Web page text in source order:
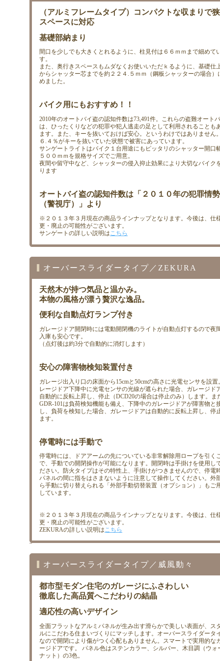
（アルミフレームタイプ）コンパクトな収まりで
スペースに対応
基礎部納まり
間口を少しでも大きくとれるように、柱見付は６６ｍｍまで細めて
す。
また、奥行きスペースもムダなくお使いいただｋるように、基礎仕
からシャッター芯までを約２２４.５ｍｍ（鋼板シャッターの場合）
めました。
バイク用にもおすすめ！！
2010年のオートバイ盗の認知件数は73,491件。これらの盗難オート
は、ひったくりなどの犯罪や犯人逃走の足として利用されることも
ます。また、キーを抜いておけば安心。というわけではありません
６.４％がキーを抜いていた状態で被害にあっています。
サンゲートライトはバイク１台用途にもピッタリのシャッター開口
５００ｍｍを規格サイズでご用意。
夜間や留守中など、シャッターの侵入抑止効果により大切なバイク
ります
オートバイ盗の認知件数は「２０１０年の犯罪情勢
（警視庁）」より
※２０１３年３月現在の商品ラインナップとなります。今後は、仕
更・廃止の可能性がございます。
サンゲートの詳しい説明は こちら
オーバースライダータイプ／ZEKURA
天然木が持つ気品と温かみ。
本物の風格が漂う贅沢な逸品。
便利な自動点灯ランプ付き
ガレージドア開閉時には電動開閉機のライトが自動点灯するので夜
入庫も安心です。
（点灯後は約3分で自動的に消灯します）
安心の障害物検知装置付き
ガレージ出入り口の床面から15cmと50cmの高さに光電センサを設置
レージドア下降中に光電センサの光線が遮られた場合、ガレージド
自動的に反転上昇し、停止（DCD20の場合は停止のみ）します。ま
GDR-101は負荷検知機能も備え、下降中のガレージドアが障害物と
し、負荷を検知した場合、ガレージドアは自動的に反転上昇し、停
ます。
停電時には手動で
停電時には、ドアアームの先についている非常解除用ロープを引く
で、手動での開閉操作が可能になります。開閉時は手掛けを使用し
ださい。防火タイプはその特性上、手掛けがつきませんので、停電
パネルの間に指をはさまないように注意して操作してください。外
ら手動に切り替えられる「外部手動切替装置（オプション）」もご
しています。
※２０１３年３月現在の商品ラインナップとなります。今後は、仕
更・廃止の可能性がございます。
ZEKURAの詳しい説明はこちら
オーバースライダータイプ／威風動々
都市型モダン住宅のガレージにふさわしい
徹底した高品質へこだわりの結晶
適応性の高いデザイン
全面フラットなアルミパネルが生み出す滑らかで美しい表面が、ス
ルにこだわる住まいづくりにマッチします。オーバースライダータ
なので開閉により傷がつく心配もありません。スマートで実用的な
ージドアです。 パネル色はステンカラー、シルバー、木目調（ウォ
ナット）の3色。